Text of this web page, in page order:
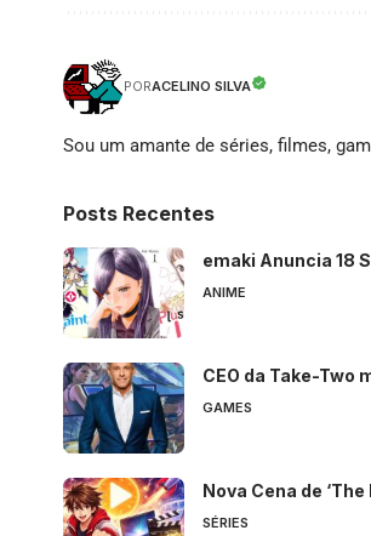
PORACELINO SILVA
Sou um amante de séries, filmes,
Posts Recentes
emaki Anuncia 18
ANIME
CEO da Take-Two
GAMES
Nova Cena de
SÉRIES